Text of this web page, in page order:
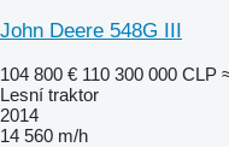
John Deere 548G III
104 800 € 110 300 000 CLP
Lesní traktor
2014
14 560 m/h